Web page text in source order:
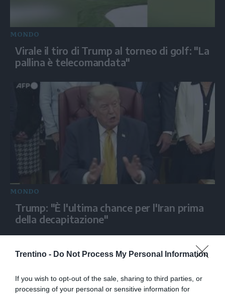
Trentino - Do Not Process My Personal Information
If you wish to opt-out of the sale, sharing to third parties, or
processing of your personal or sensitive information for
MONDO
Virale il tiro di Trump al torneo di golf: "La
pallina è telecomandata"
MONDO
Trump: "È l'ultima chance per l'Iran prima
della decapitazione"